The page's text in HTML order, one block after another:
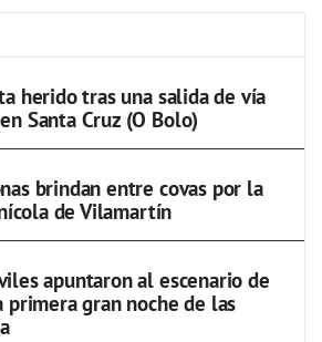
herido tras una salida de vía
Santa Cruz (O Bolo)
brindan entre covas por la
de Vilamartín
apuntaron al escenario de
primera gran noche de las